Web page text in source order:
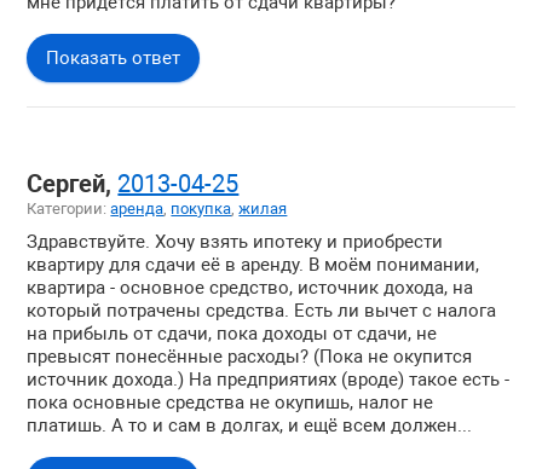
Показать ответ
Сергей, 2013-04-25
Категории:аренда, покупка,жилая
Здравствуйте. Хочу взять ипотеку и приобрести
квартиру для сдачи её в аренду. В моём понимании,
квартира - основное средство, источник дохода, на
который потрачены средства. Есть ли вычет с налога
на прибыль от сдачи, пока доходы от сдачи, не
превысят понесённые расходы? (Пока не окупится
источник дохода.) На предприятиях (вроде) такое есть -
пока основные средства не окупишь, налог не
платишь. А то и сам в долгах, и ещё всем должен...